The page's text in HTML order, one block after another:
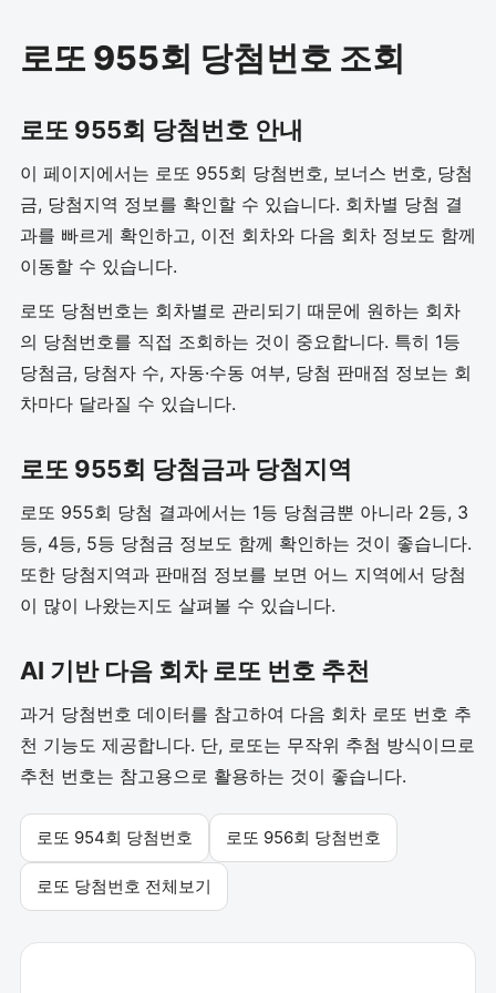
로또 955회 당첨번호 조회
로또 955회 당첨번호 안내
이 페이지에서는 로또 955회 당첨번호, 보너스 번호, 당첨
금, 당첨지역 정보를 확인할 수 있습니다. 회차별 당첨 결
과를 빠르게 확인하고, 이전 회차와 다음 회차 정보도 함께
이동할 수 있습니다.
로또 당첨번호는 회차별로 관리되기 때문에 원하는 회차
의 당첨번호를 직접 조회하는 것이 중요합니다. 특히 1등
당첨금, 당첨자 수, 자동·수동 여부, 당첨 판매점 정보는 회
차마다 달라질 수 있습니다.
로또 955회 당첨금과 당첨지역
로또 955회 당첨 결과에서는 1등 당첨금뿐 아니라 2등, 3
등, 4등, 5등 당첨금 정보도 함께 확인하는 것이 좋습니다.
또한 당첨지역과 판매점 정보를 보면 어느 지역에서 당첨
이 많이 나왔는지도 살펴볼 수 있습니다.
AI 기반 다음 회차 로또 번호 추천
과거 당첨번호 데이터를 참고하여 다음 회차 로또 번호 추
천 기능도 제공합니다. 단, 로또는 무작위 추첨 방식이므로
추천 번호는 참고용으로 활용하는 것이 좋습니다.
로또 954회 당첨번호 로또 956회 당첨번호
로또 당첨번호 전체보기